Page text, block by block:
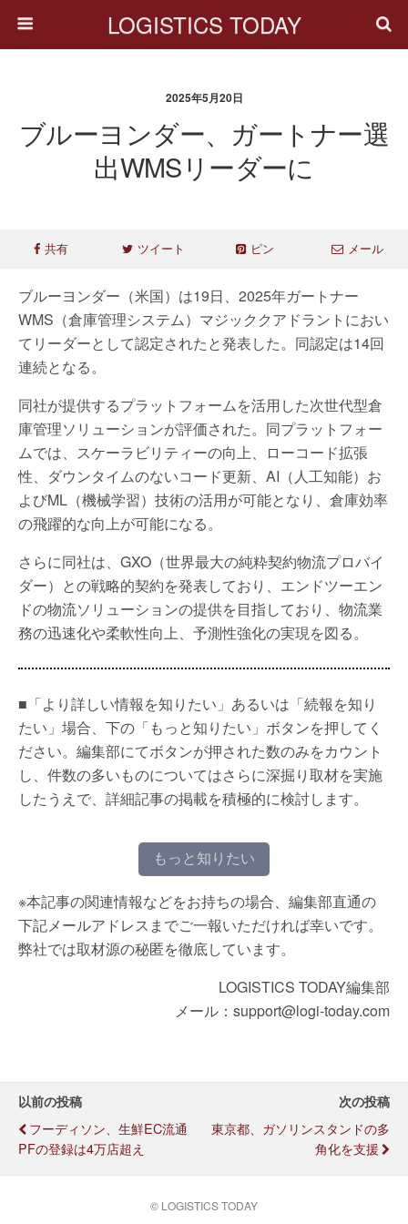
LOGISTICS TODAY
2025年5月20日
ブルーヨンダー、ガートナー選
出WMSリーダーに
共有 ツイート ピン メール
ブルーヨンダー（米国）は19日、2025年ガートナー
WMS（倉庫管理システム）マジッククアドラントにおい
てリーダーとして認定されたと発表した。同認定は14回
連続となる。
同社が提供するプラットフォームを活用した次世代型倉
庫管理ソリューションが評価された。同プラットフォー
ムでは、スケーラビリティーの向上、ローコード拡張
性、ダウンタイムのないコード更新、AI（人工知能）お
よびML（機械学習）技術の活用が可能となり、倉庫効率
の飛躍的な向上が可能になる。
さらに同社は、GXO（世界最大の純粋契約物流プロバイ
ダー）との戦略的契約を発表しており、エンドツーエン
ドの物流ソリューションの提供を目指しており、物流業
務の迅速化や柔軟性向上、予測性強化の実現を図る。
■「より詳しい情報を知りたい」あるいは「続報を知り
たい」場合、下の「もっと知りたい」ボタンを押してく
ださい。編集部にてボタンが押された数のみをカウント
し、件数の多いものについてはさらに深掘り取材を実施
したうえで、詳細記事の掲載を積極的に検討します。
もっと知りたい
※本記事の関連情報などをお持ちの場合、編集部直通の
下記メールアドレスまでご一報いただければ幸いです。
弊社では取材源の秘匿を徹底しています。
LOGISTICS TODAY編集部
メール：support@logi-today.com
以前の投稿
フーディソン、生鮮EC流通
PFの登録は4万店超え
次の投稿
東京都、ガソリンスタンドの多
角化を支援
© LOGISTICS TODAY